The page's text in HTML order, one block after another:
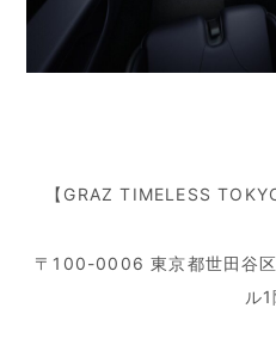
【GRAZ TIMELESS
〒100-0006 東京都世田谷
ル